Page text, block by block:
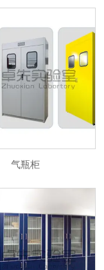
果图
气瓶柜
气瓶柜